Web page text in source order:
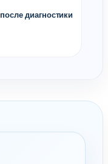
после диагностики